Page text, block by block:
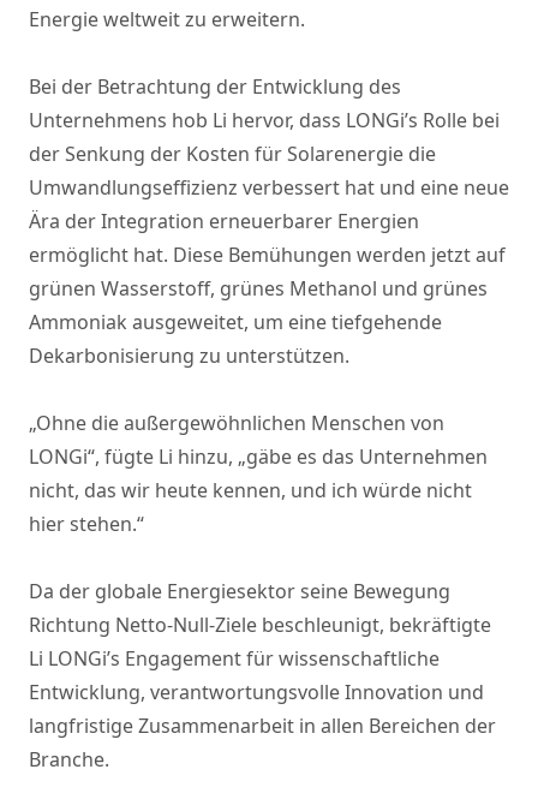
Energie weltweit zu erweitern.
Bei der Betrachtung der Entwicklung des
Unternehmens hob Li hervor, dass LONGi’s Rolle bei
der Senkung der Kosten für Solarenergie die
Umwandlungseffizienz verbessert hat und eine neue
Ära der Integration erneuerbarer Energien
ermöglicht hat. Diese Bemühungen werden jetzt auf
grünen Wasserstoff, grünes Methanol und grünes
Ammoniak ausgeweitet, um eine tiefgehende
Dekarbonisierung zu unterstützen.
„Ohne die außergewöhnlichen Menschen von
LONGi“, fügte Li hinzu, „gäbe es das Unternehmen
nicht, das wir heute kennen, und ich würde nicht
hier stehen.“
Da der globale Energiesektor seine Bewegung
Richtung Netto-Null-Ziele beschleunigt, bekräftigte
Li LONGi’s Engagement für wissenschaftliche
Entwicklung, verantwortungsvolle Innovation und
langfristige Zusammenarbeit in allen Bereichen der
Branche.